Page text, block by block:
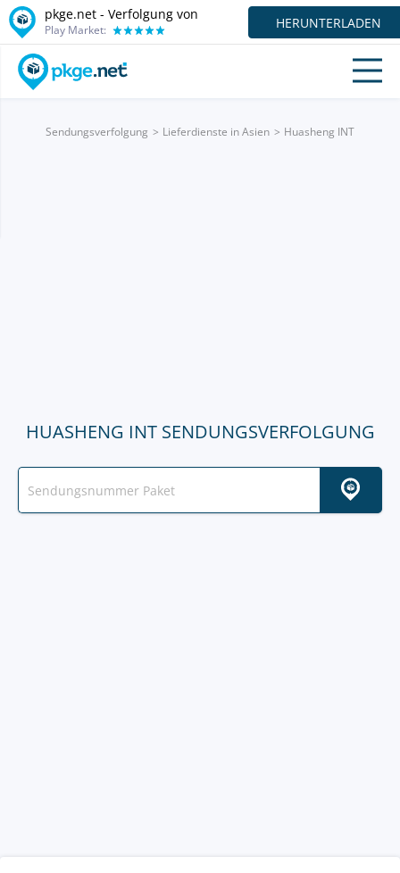
pkge.net - Verfolgung von
Play Market: HERUNTERLADEN
Sendungsverfolgung Lieferdienste in Asien Huasheng INT
HUASHENG INT SENDUNGSVERFOLGUNG